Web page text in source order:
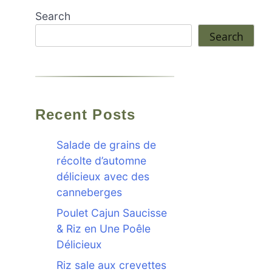
Search
Search
Recent Posts
Salade de grains de
récolte d’automne
délicieux avec des
canneberges
Poulet Cajun Saucisse
& Riz en Une Poêle
Délicieux
Riz sale aux crevettes